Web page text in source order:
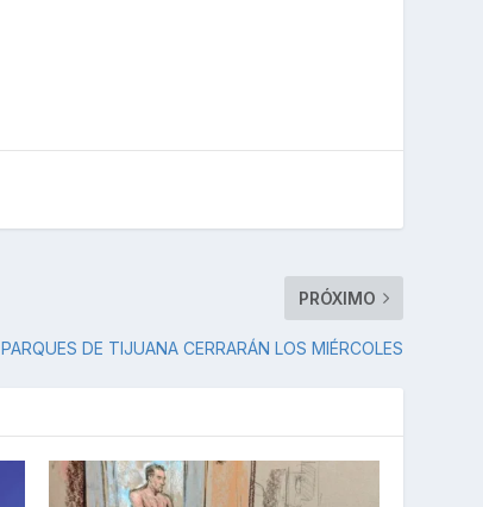
PRÓXIMO
PARQUES DE TIJUANA CERRARÁN LOS MIÉRCOLES